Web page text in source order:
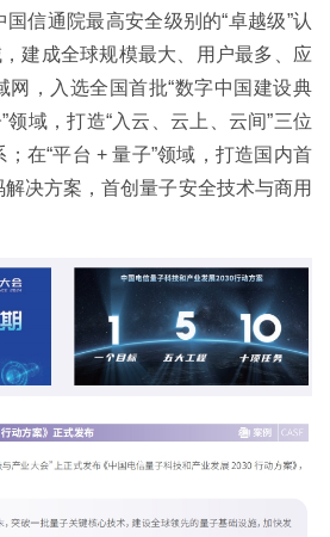
信通院最高安全级别的“卓越级”认
，建成全球规模最大、用户最多、应
网，入选全国首批“数字中国建设典
领域，打造“入云、云上、云间”三位
在“平台 + 量子”领域，打造国内首
决方案，首创量子安全技术与商用